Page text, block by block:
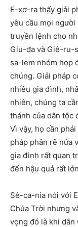
E-xơ-ra thấy giải
yêu cầu mọi người
truyền lệnh cho
Giu-đa và Giê-ru-
sa-lem nhóm họp
chúng. Giải pháp
nhiều gia đình,
nhiên, chúng ta
thánh của dân tộc
Vì vậy, họ cần
pháp phân rẽ nửa
gia đình rất quan
đến hậu quả rất
Sê-ca-nia nói với
Chúa Trời nhưng
vọng đó là khi dân